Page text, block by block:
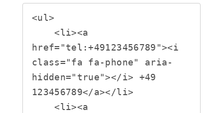
<ul>
    <li><a
href="tel:+49123456789"><i
class="fa fa-phone" aria-
hidden="true"></i> +49
123456789</a></li>
    <li><a